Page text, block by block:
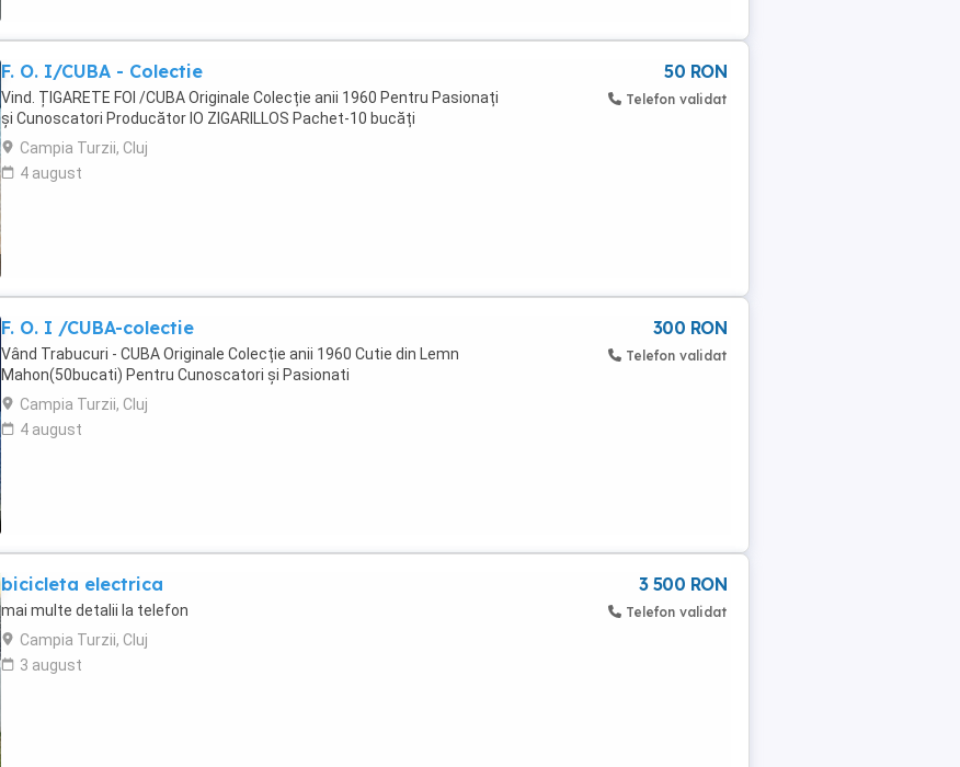
F. O. I/CUBA - Colectie
Vind. ȚIGARETE FOI /CUBA Originale Colecție anii 1960 Pentru Pasionați
și Cunoscatori Producător IO ZIGARILLOS Pachet-10 bucăți
Campia Turzii, Cluj
4 august
50 RON
Telefon validat
F. O. I /CUBA-colectie
Vând Trabucuri - CUBA Originale Colecție anii 1960 Cutie din Lemn
Mahon(50bucati) Pentru Cunoscatori și Pasionati
Campia Turzii, Cluj
4 august
300 RON
Telefon validat
bicicleta electrica
mai multe detalii la telefon
Campia Turzii, Cluj
3 august
3 500 RON
Telefon validat